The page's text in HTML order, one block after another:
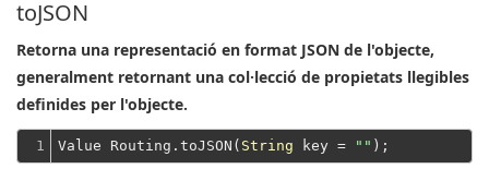
toJSON
Retorna una representació en format JSON de l'objecte,
generalment retornant una col·lecció de propietats llegibles
definides per l'objecte.
1 Value Routing.toJSON( String key = ""